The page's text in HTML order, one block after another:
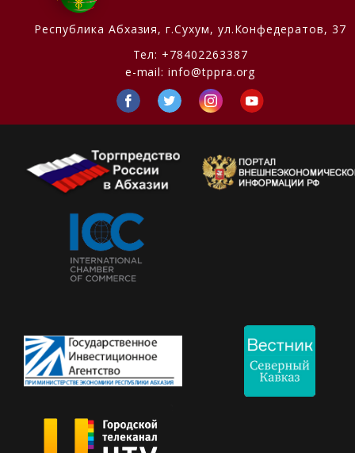
Республика Абхазия, г.Сухум, ул.Конфедератов, 37
Тел: +78402263387
e-mail:info@tppra.org